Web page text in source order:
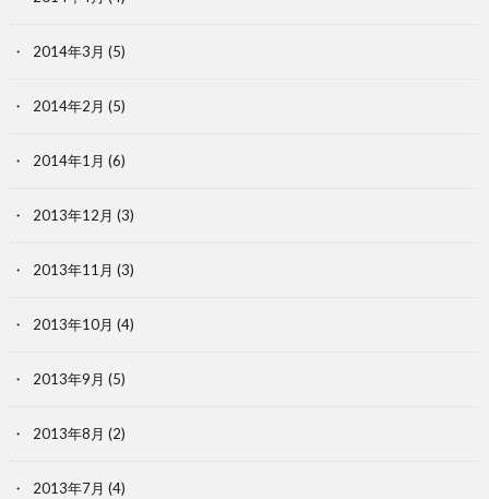
2014年3月 (5)
2014年2月 (5)
2014年1月 (6)
2013年12月 (3)
2013年11月 (3)
2013年10月 (4)
2013年9月 (5)
2013年8月 (2)
2013年7月 (4)